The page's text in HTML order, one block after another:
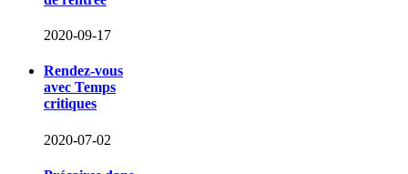
2020-09-17
Rendez-vous
avec Temps
critiques
2020-07-02